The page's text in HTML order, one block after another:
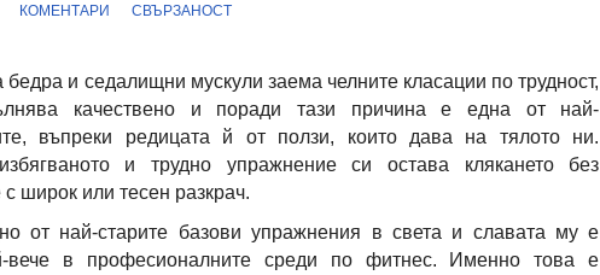
КОМЕНТАРИ СВЪРЗАНОСТ
бедра и седалищни мускули заема челните класации по трудност,
качествено и поради тази причина е една от най-
въпреки редицата й от ползи, които дава на тялото ни.
и трудно упражнение си остава клякането без
широк или тесен разкрач.
от най-старите базови упражнения в света и славата му е
вече в професионалните среди по фитнес. Именно това е